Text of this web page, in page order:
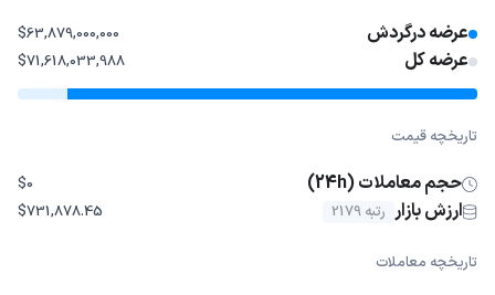
عرضه درگردش $63,879,000,000
عرضه کل $71,618,033,988
تاریخچه قیمت
حجم معاملات (24h) $0
ارزش بازار رتبه 2179 $731,878.45
تاریخچه معاملات